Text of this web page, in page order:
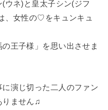
ウネ)と皇太子シン(ジフ
、女性の♡をキュンキュ
王子様」を思い出させま
演じ切った二人のファン
りません♫